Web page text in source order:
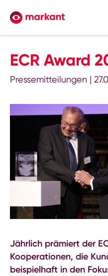
ECR Award
Pressemitteilungen |
Jährlich prämiert der
Kooperationen, die
beispielhaft in den